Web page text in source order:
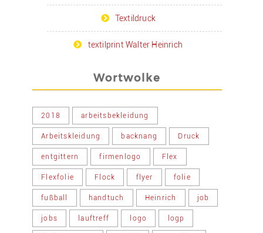
Textildruck
textilprint Walter Heinrich
Wortwolke
2018 arbeitsbekleidung
Arbeitskleidung backnang Druck
entgittern firmenlogo Flex
Flexfolie Flock flyer folie
fußball handtuch Heinrich job
jobs lauftreff logo logp